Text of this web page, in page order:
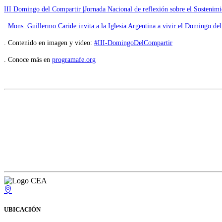
III Domingo del Compartir |Jornada Nacional de reflexión sobre el
. Mons. Guillermo Caride invita a la Iglesia Argentina a vivir el Domingo
. Contenido en imagen y video: #III-DomingoDelCompartir
. Conoce más en programafe.org
UBICACIÓN